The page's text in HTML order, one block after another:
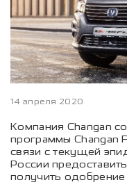
14 апреля 2020
Компания Changan
программы Changan
связи с текущей
России
получить одобрение